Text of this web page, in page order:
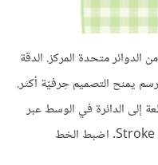
الدوائر متحدة المركز. الدقة
يمنح التصميم حِرفيّة أكثر.
إلى الدائرة في الوسط عبر
اختيار Dashed Line من لوحة الحدود Stroke. اضبط الخط